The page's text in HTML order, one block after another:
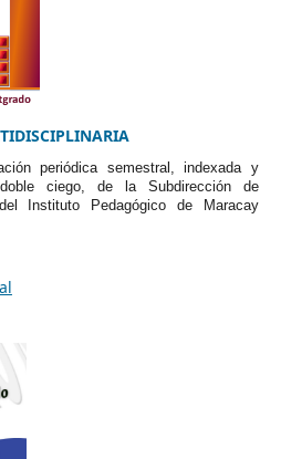
periódica semestral, indexada y
ciego, de la Subdirección de
Instituto Pedagógico de Maracay